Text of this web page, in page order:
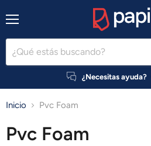
¿Necesitas ayuda?
Inicio Pvc Foam
Pvc Foam